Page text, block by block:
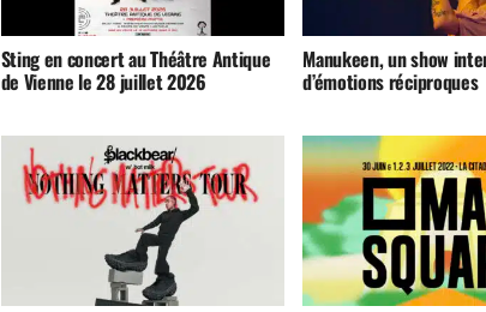
Sting en concert au Théâtre Antique
de Vienne le 28 juillet 2026
Manukeen, un show
d’émotions réciproques